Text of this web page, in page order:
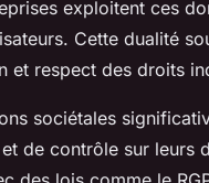
exploitent ces
Cette dualité
et respect des droits
sociétales
de contrôle sur leurs